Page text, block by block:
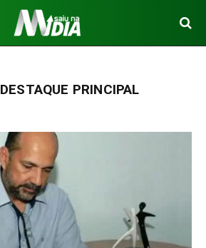
DESTAQUE PRINCIPAL